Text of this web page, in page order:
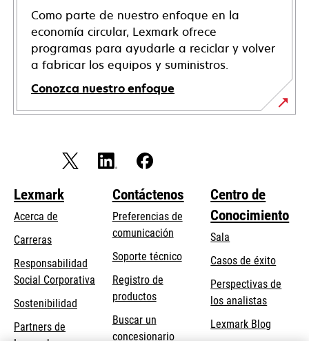
Como parte de nuestro enfoque en la
economía circular, Lexmark ofrece
programas para ayudarle a reciclar y volver
a fabricar los equipos y suministros.
Conozca nuestro enfoque
Lexmark
Acerca de
Carreras
Responsabilidad
Social Corporativa opens
new
Sostenibilidad
Partners de
Contáctenos
Preferencias de
comunicación
Soporte técnicoopens
Registro de
productos
Buscar un
concesionario
Centro de
Conocimiento
Sala
Casos de éxito
Perspectivas de
los analistas
Lexmark Blog